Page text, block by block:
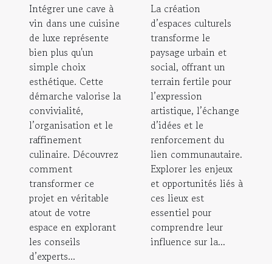
Intégrer une cave à
vin dans une cuisine
de luxe représente
bien plus qu'un
simple choix
esthétique. Cette
démarche valorise la
convivialité,
l’organisation et le
raffinement
culinaire. Découvrez
comment
transformer ce
projet en véritable
atout de votre
espace en explorant
les conseils
d’experts...
La création
d’espaces culturels
transforme le
paysage urbain et
social, offrant un
terrain fertile pour
l’expression
artistique, l’échange
d’idées et le
renforcement du
lien communautaire.
Explorer les enjeux
et opportunités liés à
ces lieux est
essentiel pour
comprendre leur
influence sur la...